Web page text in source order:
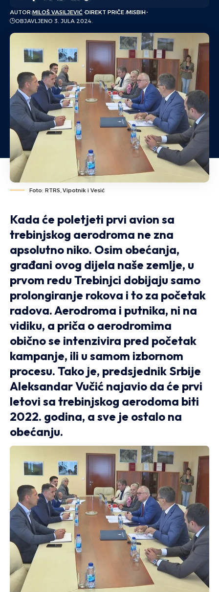
AUTOR:MILOŠ VASILJEVIĆ DIREKT PRIČE MISBIH
OBJAVLJENO 3. JULA 2024.
Foto: RTRS, Vipotnik i Vesić
Kada će poletjeti prvi avion sa
trebinjskog aerodroma ne zna
apsolutno niko. Osim obećanja,
građani ovog dijela naše zemlje, u
prvom redu Trebinjci dobijaju samo
prolongiranje rokova i to za početak
radova. Aerodroma i putnika, ni na
vidiku, a priča o aerodromima
obično se intenzivira pred početak
kampanje, ili u samom izbornom
procesu. Tako je, predsjednik Srbije
Aleksandar Vučić najavio da će prvi
letovi sa trebinjskog aerodoma biti
2022. godina, a sve je ostalo na
obećanju.